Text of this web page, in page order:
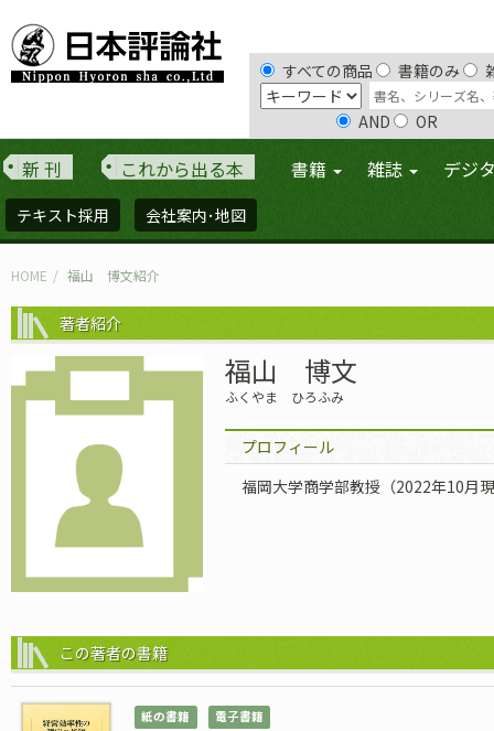
すべての商品 書籍のみ
AND OR
新 刊 これから出る本 書籍 雑誌 デジ
テキスト採用 会社案内･地図
HOME 福山 博文紹介
著者紹介
福山 博文
ふくやま ひろふみ
プロフィール
福岡大学商学部教授（2022年10月
この著者の書籍
紙の書籍 電子書籍